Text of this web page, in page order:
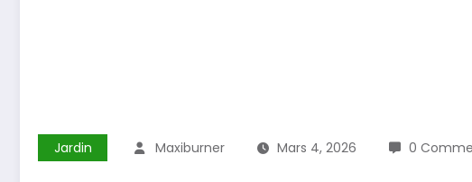
Jardin Maxiburner Mars 4, 2026 0